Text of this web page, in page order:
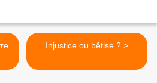
Injustice ou bêtise ? >